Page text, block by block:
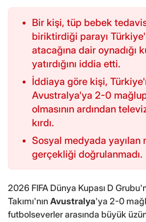
Bir kişi, tüp bebek
biriktirdiği parayı
atacağına dair oynadığı
yatırdığını iddia etti.
İddiaya göre kişi,
Avustralya'ya 2-0
olmasının ardından
kırdı.
Sosyal medyada yayılan
gerçekliği doğrulanmadı.
2026 FIFA Dünya Kupası D
Takımı'nınAvustralya'ya 2-0
futbolseverler arasında büyük